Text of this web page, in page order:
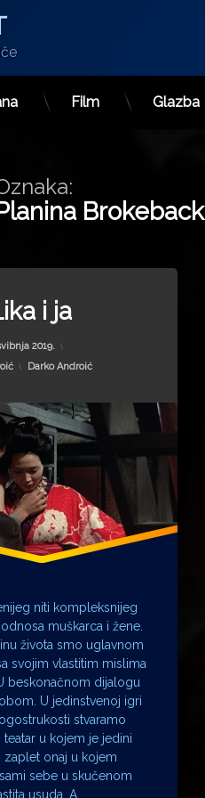
Film Glazba
Brokeback
i ja
2019.
Kategorije:
Darko Androić
niti kompleksnijeg
muškarca i žene.
života smo uglavnom
svojim vlastitim mislima
beskonačnom dijalogu
U jedinstvenoj igri
stvaramo
u kojem je jedini
zaplet onaj u kojem
sebe u skučenom
usuda. A …
žena